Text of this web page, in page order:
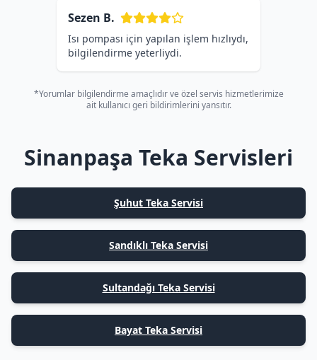
Sezen B.
Isı pompası için yapılan işlem hızlıydı,
bilgilendirme yeterliydi.
*Yorumlar bilgilendirme amaçlıdır ve özel servis hizmetlerimize
ait kullanıcı geri bildirimlerini yansıtır.
Sinanpaşa Teka Servisleri
Şuhut Teka Servisi
Sandıklı Teka Servisi
Sultandağı Teka Servisi
Bayat Teka Servisi